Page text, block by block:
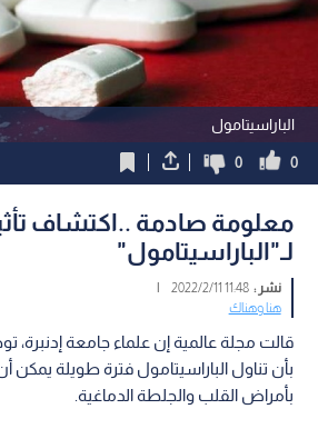
الباراسيتامول
0
0
معلومة صادمة ..اكتشاف
لـ"الباراسيتامول"
نشر :11:48 2022/2/11
|
هنا وهناك
قالت مجلة عالمية إن علماء جامعة إدنبرة،
بأن تناول الباراسيتامول فترة طويلة يمكن
بأمراض القلب والجلطة الدماغية.